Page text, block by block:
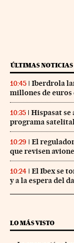
ÚLTIMAS NOTICIAS
10:45
Iberdrola
millones de euros
10:35
Hispasat
programa
10:29
El
que revisen
10:24
El Ibex se
y a la espera del
LO MÁS VISTO